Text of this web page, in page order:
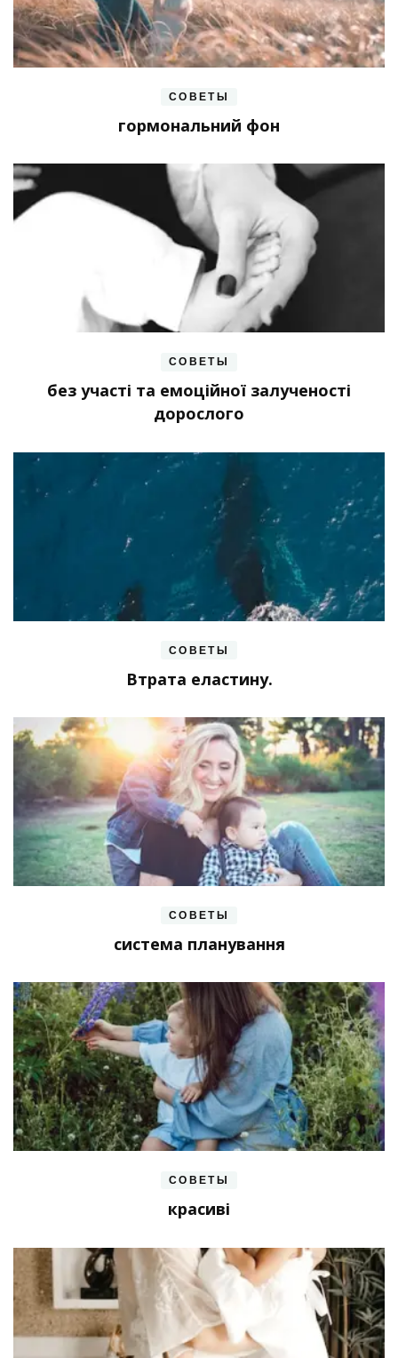
СОВЕТЫ
гормональний фон
СОВЕТЫ
без участі та емоційної залученості
дорослого
СОВЕТЫ
Втрата еластину.
СОВЕТЫ
система планування
СОВЕТЫ
красиві